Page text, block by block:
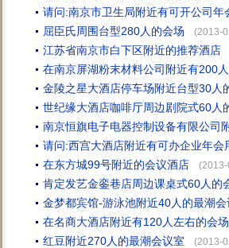
请问:南京市卫生局附近有可开公司
屈臣氏周围台型280人的会场
(2013-
江苏省南京市白下区附近的推荐酒店
在南京屏湖粉末材料公司附近有200
金陵之星大酒店停车场附近台型30人
世纪缘大酒店咖啡厅周边剧院式60人
南京恒旗电子电器控制设备有限公司
请问:西宫大酒店附近有可办企业年
在东方城99号附近的会议酒店
肯定发艺金銮巷店周边课桌式60人的
金梦都宾馆-游泳池附近40人的最潮会
在名商大酒店附近有120人左右的会
红豆附近270人的最潮会议室 (2013-